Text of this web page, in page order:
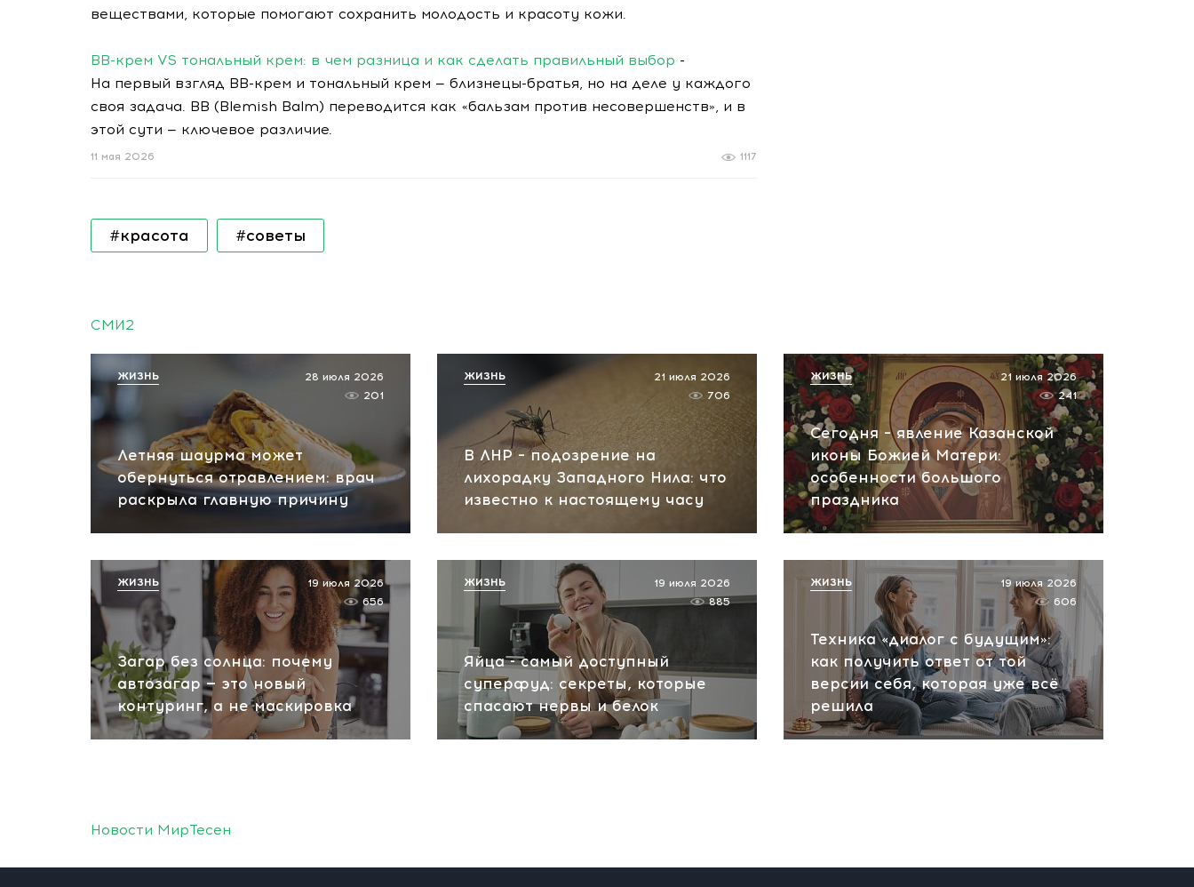
веществами, которые помогают сохранить молодость и красоту кожи.
BB-крем VS тональный крем: в чем разница и как сделать правильный выбор -
На первый взгляд BB-крем и тональный крем — близнецы-братья, но на деле у каждого
своя задача. BB (Blemish Balm) переводится как «бальзам против несовершенств», и в
этой сути — ключевое различие.
1117
11 мая 2026
#красота #советы
СМИ2
Летняя шаурма может
обернуться отравлением: врач
раскрыла главную причину
28 июля 2026
201
ЖИЗНЬ
В ЛНР – подозрение на
лихорадку Западного Нила: что
известно к настоящему часу
21 июля 2026
706
ЖИЗНЬ
Сегодня – явление Казанской
иконы Божией Матери:
особенности большого
праздника
21 июля 2026
241
ЖИЗНЬ
Загар без солнца: почему
автозагар — это новый
контуринг, а не маскировка
19 июля 2026
656
ЖИЗНЬ
Яйца - самый доступный
суперфуд: секреты, которые
спасают нервы и белок
19 июля 2026
885
ЖИЗНЬ
Техника «диалог с будущим»:
как получить ответ от той
версии себя, которая уже всё
решила
19 июля 2026
606
ЖИЗНЬ
Новости МирТесен